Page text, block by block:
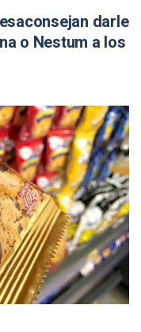
darle
o Nestum a los